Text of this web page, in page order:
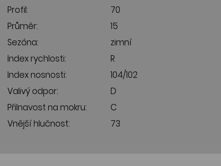
Profil:
70
Průměr:
15
Sezóna:
zimní
Index rychlosti:
R
Index nosnosti:
104/102
Valivý odpor:
D
Přilnavost na mokru:
C
Vnější hlučnost:
73